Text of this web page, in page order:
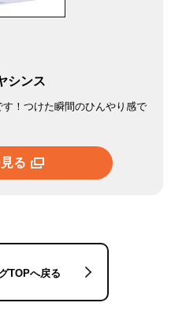
シンス
！つけた瞬間のひんやり感で
る
TOPへ戻る